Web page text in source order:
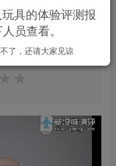
参与
具的体验评测报
员查看。
了，还请大家见谅